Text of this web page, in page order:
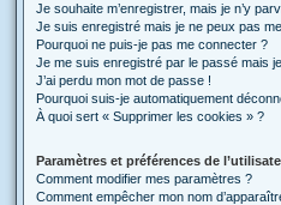
Je souhaite m’enregistrer, mais je n’y
Je suis enregistré mais je ne peux pas
Pourquoi ne puis-je pas me connecter ?
Je me suis enregistré par le passé mais
J’ai perdu mon mot de passe !
Pourquoi suis-je automatiquement
À quoi sert « Supprimer les cookies » ?
Paramètres et préférences de
Comment modifier mes paramètres ?
Comment empêcher mon nom